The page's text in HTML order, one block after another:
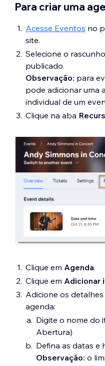
Para criar uma
Acesse Eventos no
site.
Selecione o
publicado.
Observação: para
pode adicionar uma
individual de um
Clique na aba
Clique em Agenda.
Clique em Adicionar
Adicione os
agenda:
Digite o nome do
Abertura)
Defina as datas e
Observação: o